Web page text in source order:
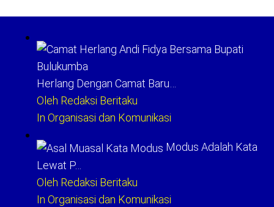
Herlang Dengan Camat Baru…
Oleh Redaksi Beritaku
In Organisasi dan Komunikasi
Modus Adalah Kata
Lewat P…
Oleh Redaksi Beritaku
In Organisasi dan Komunikasi